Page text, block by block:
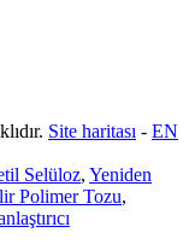
Site haritası - EN
Selüloz, Yeniden
Polimer Tozu,